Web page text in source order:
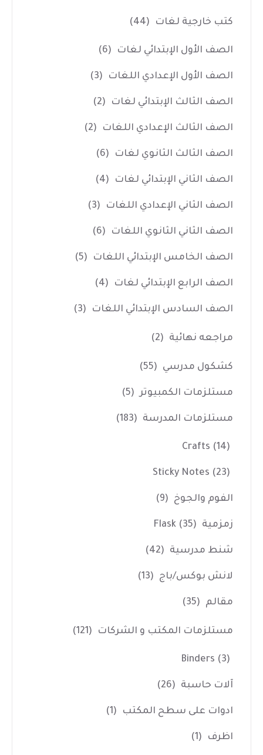
كتب خارجية لغات (44)
الصف الأول الإبتدائي لغات (6)
الصف الأول الإعدادي اللغات (3)
الصف الثالث الإبتدائي لغات (2)
الصف الثالث الإعدادي اللغات (2)
الصف الثالث الثانوي لغات (6)
الصف الثاني الإبتدائي لغات (4)
الصف الثاني الإعدادي اللغات (3)
الصف الثاني الثانوي اللغات (6)
الصف الخامس الإبتدائي اللغات (5)
الصف الرابع الإبتدائي لغات (4)
الصف السادس الإبتدائي اللغات (3)
مراجعه نهائية (2)
كشكول مدرسي (55)
مستلزمات الكمبيوتر (5)
مستلزمات المدرسة (183)
Crafts (14)
Sticky Notes (23)
الفوم والجوخ (9)
زمزمية Flask (35)
شنط مدرسية (42)
لانش بوكس/باج (13)
مقالم (35)
مستلزمات المكتب و الشركات (121)
Binders (3)
آلات حاسبة (26)
ادوات على سطح المكتب (1)
اظرف (1)